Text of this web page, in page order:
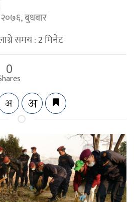
बुधबार
समय :2मिनेट
0